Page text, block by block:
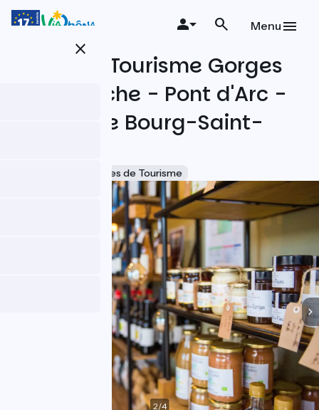
Aller
close
Menu
Office de Tourisme Gorges
de l'Ardèche - Pont d'Arc -
Bureau de Bourg-Saint-
Offices de Tourisme
2/4